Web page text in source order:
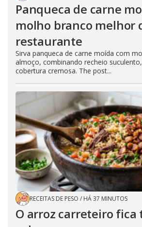
Panqueca de carne
molho branco melhor
restaurante
Sirva panqueca de carne moída com
almoço, combinando recheio
cobertura cremosa. The post...
RECEITAS DE PESO / HÁ 37 MINUTOS
O arroz carreteiro fica